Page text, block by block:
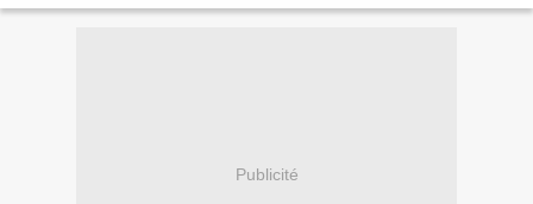
Publicité